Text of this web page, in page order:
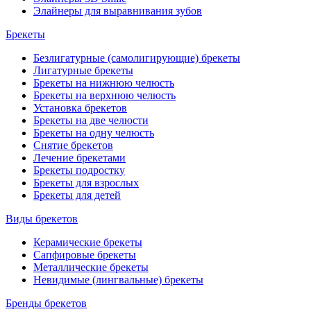
Элайнеры для выравнивания зубов
Брекеты
Безлигатурные (самолигирующие) брекеты
Лигатурные брекеты
Брекеты на нижнюю челюсть
Брекеты на верхнюю челюсть
Установка брекетов
Брекеты на две челюсти
Брекеты на одну челюсть
Снятие брекетов
Лечение брекетами
Брекеты подростку
Брекеты для взрослых
Брекеты для детей
Виды брекетов
Керамические брекеты
Сапфировые брекеты
Металлические брекеты
Невидимые (лингвальные) брекеты
Бренды брекетов